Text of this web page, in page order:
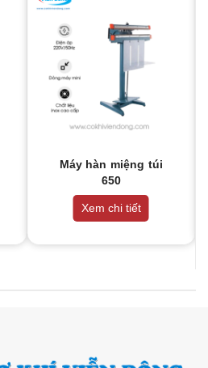
Máy hàn miệng túi
650
Xem chi tiết